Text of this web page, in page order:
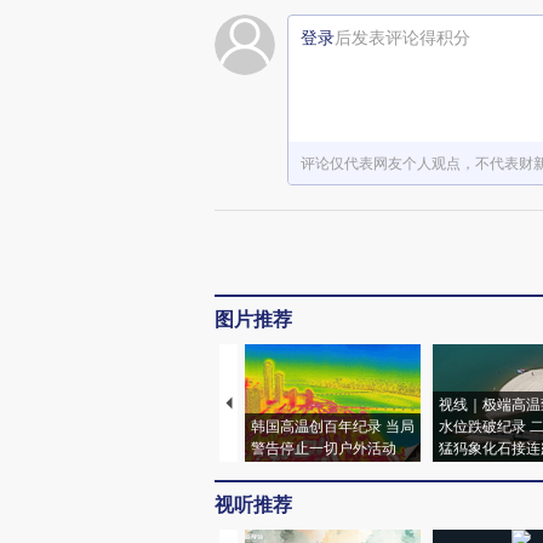
登录后发表评论得积分
评论仅代表网友个人观点，不代表财
图片推荐
韩国高温创百年纪录 当局
警告停止一切户外活动
视线｜极端高
水位跌破纪录
猛犸象化石接
视听推荐